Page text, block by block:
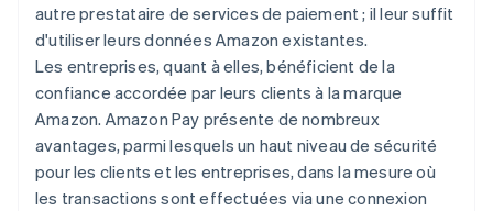
autre prestataire de services de paiement ; il leur suffit
d'utiliser leurs données Amazon existantes.
Les entreprises, quant à elles, bénéficient de la
confiance accordée par leurs clients à la marque
Amazon. Amazon Pay présente de nombreux
avantages, parmi lesquels un haut niveau de sécurité
pour les clients et les entreprises, dans la mesure où
les transactions sont effectuées via une connexion